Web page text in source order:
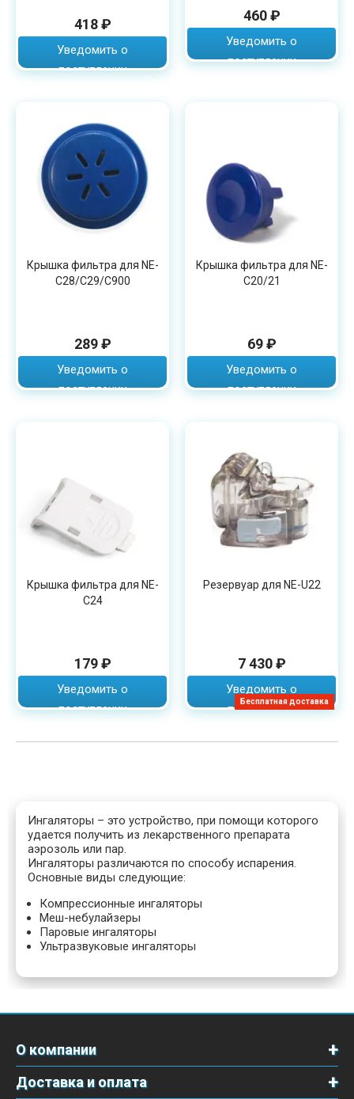
418 ₽
Уведомить о
поступлении
460 ₽
Уведомить о
поступлении
Крышка фильтра для NE-
C28/C29/C900
289 ₽
Уведомить о
поступлении
Крышка фильтра для NE-
C20/21
69 ₽
Уведомить о
поступлении
Крышка фильтра для NE-
C24
179 ₽
Уведомить о
поступлении
Бесплатная доставка
Резервуар для NE-U22
7 430 ₽
Уведомить о
поступлении
Ингаляторы – это устройство, при помощи которого
удается получить из лекарственного препарата
аэрозоль или пар.
Ингаляторы различаются по способу испарения.
Основные виды следующие:
Компрессионные ингаляторы
Меш-небулайзеры
Паровые ингаляторы
Ультразвуковые ингаляторы
О компании
Доставка и оплата